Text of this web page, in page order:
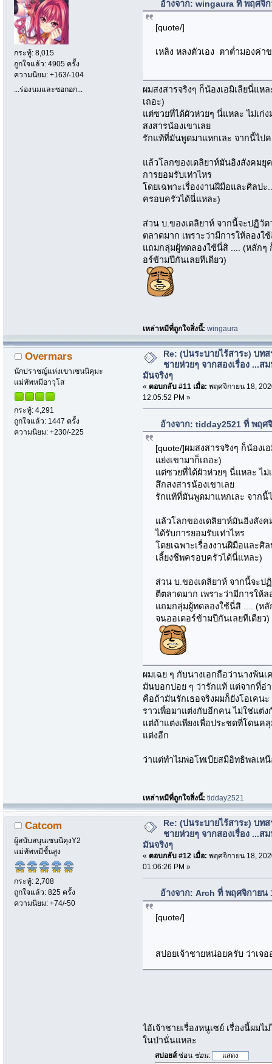
กระทู้: 8,015
ถูกใจแล้ว: 4905 ครั้ง
ความนิยม: +163/-104
...ร่องนมและซอกอก...
อ้างจาก: wingaura ที่ พฤศจิ
[quote/]
เหลิง หลงตัวเอง ตาต่ำมองค่า
ผมสงสารจริงๆ ก็น้องเอมิเลียนี่แห
เถอะ)
แต่ซวยที่ได้ผัวห่วยๆ นี่แหละ ไม่เก่
สงสารน้องเขาเลย
รักแท้ที่มันพูดมาแหกเละ จากนี้ไป
แล้วโลกของเดลิยาห์มันอิงสังคมยุ
การยอมรับเท่าไหร
โดยเฉพาะเรื่องงานฝีมือและศิลปะ
ครอบครัวได้นี่แหละ)
ส่วน บ.ของเดลิยาห์ จากนี้จะปฏิวั
ตลาดมาก เพราะว่ามีการให้ลองใ
แถมกลุ่มผู้ทดลองใช้นี่สิ .... (หลักๆ
อร์ข้ามปีกันเลยทีเดียว)
เหล่าหมีที่ถูกใจสิ่งนี้:wingaura
Overmars
นักปราชญ์แห่งเขาเซนนิคุมะ
แม่ทัพหมีอาวุโส
กระทู้: 4,291
ถูกใจแล้ว: 1447 ครั้ง
ความนิยม: +230/-225
Re: (บ่นระบายไร้สาระ) บท
ชายห่วยๆ จากสองเรื่อง ...ส
มันจริงๆ
« ตอบกลับ #11 เมื่อ: พฤศจิกายน 18,
12:05:52 PM »
อ้างจาก: tidday2521 ที่ พฤศ
[quote/]ผมสงสารจริงๆ ก็น้อง
แย่งเขามาก็เถอะ)
แต่ซวยที่ได้ผัวห่วยๆ นี่แหละ ไม่
สึกสงสารน้องเขาเลย
รักแท้ที่มันพูดมาแหกเละ จากนี้
แล้วโลกของเดลิยาห์มันอิงสังค
ได้รับการยอมรับเท่าไหร
โดยเฉพาะเรื่องงานฝีมือและศิ
เลี้ยงชีพครอบครัวได้นี่แหละ)
ส่วน บ.ของเดลิยาห์ จากนี้จะป
ตีตลาดมาก เพราะว่ามีการให้
แถมกลุ่มผู้ทดลองใช้นี่สิ .... (ห
จนออเดอร์ข้ามปีกันเลยทีเดียว)
ผมเฉย ๆ กับนางเอกถือว่านางพ้น
มันบอกบ่อย ๆ ว่ารักแท้ แต่จากที่อ่า
คือถ้ามันรักเธอจริงผมก็ยังโอเคน
ราวเพื่อมาแต่งกับอีกคน ไม่ใช่แต่
แต่ถ้าแต่งเพียงเพื่อประชดที่โดน
แต่งอีก
ว่าแต่ทำไมพ่อโทเบียสมีอิทธิพลเห
เหล่าหมีที่ถูกใจสิ่งนี้:tidday2521
Catcom
ผู้สนับสนุนเซนนิคุงY2
แม่ทัพหมีชั้นสูง
กระทู้: 2,708
ถูกใจแล้ว: 825 ครั้ง
ความนิยม: +74/-50
Re: (บ่นระบายไร้สาระ) บท
ชายห่วยๆ จากสองเรื่อง ...ส
มันจริงๆ
« ตอบกลับ #12 เมื่อ: พฤศจิกายน 18,
01:06:26 PM »
อ้างจาก: Arch ที่ พฤศจิกายน
[quote/]
สปอยเจ้าชายหน่อยครับ ว่าเจ
ไอ้เจ้าชายเรื่องหนูเซย์ เรื่องนี้ผม
ในป่านั่นแหละ
สปอยส์ซ่อน ซ่อน: